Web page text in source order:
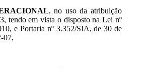
, no uso da atribuição
tendo em vista o disposto na Lei nº
e Portaria nº 3.352/SIA, de 30 de
07,